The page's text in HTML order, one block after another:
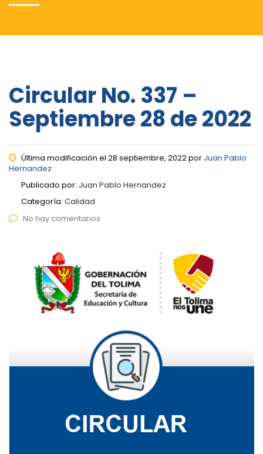
Circular No. 337 –
Septiembre 28 de 2022
Última modificación el 28 septiembre, 2022 por Juan Pablo
Hernandez
Publicado por: Juan Pablo Hernandez
Categoría: Calidad
No hay comentarios